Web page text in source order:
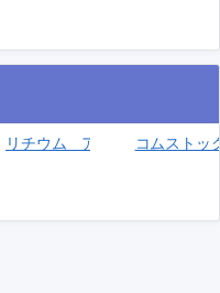
シズ(AREC)
リチウム アメリカズ(LAC)
コムスト